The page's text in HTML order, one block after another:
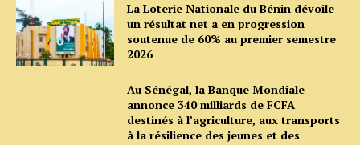
La Loterie Nationale du Bénin dévoile
un résultat net a en progression
soutenue de 60% au premier semestre
2026
Au Sénégal, la Banque Mondiale
annonce 340 milliards de FCFA
destinés à l’agriculture, aux transports
à la résilience des jeunes et des